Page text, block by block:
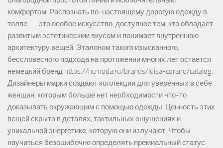
комфортом. Распознать по-настоящему дорогую одежду в
толпе — это особое искусство, доступное тем, кто обладает
развитым эстетическим вкусом и понимает внутреннюю
архитектуру вещей. Эталоном такого изысканного,
бессловесного подхода на протяжении многих лет остается
немецкий бренд https://hcmoda.ru/brands/luisa-cerano/catalog.
Дизайнеры марки создают коллекции для уверенных в себе
женщин, которым больше нет необходимости что-то
доказывать окружающим с помощью одежды. Ценность этих
вещей скрыта в деталях, тактильных ощущениях и
уникальной энергетике, которую они излучают. Чтобы
научиться безошибочно определять премиальный статус